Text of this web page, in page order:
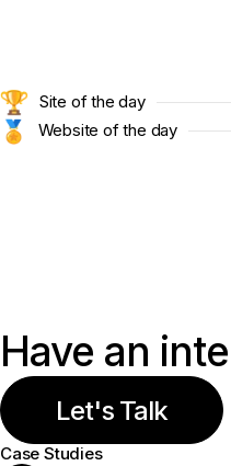
Site of the day
Website of the day
Have an
Let's Talk
Case Studies